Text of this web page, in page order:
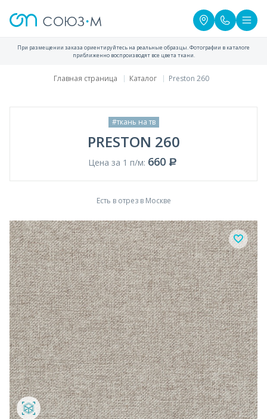
При размещении заказа ориентируйтесь на реальные образцы. Фотографии в каталоге
приближенно воспроизводят все цвета ткани.
Главная страница Каталог Preston 260
#ткань на тв
PRESTON 260
Цена за 1 п/м: 660
Есть в отрез в Москве